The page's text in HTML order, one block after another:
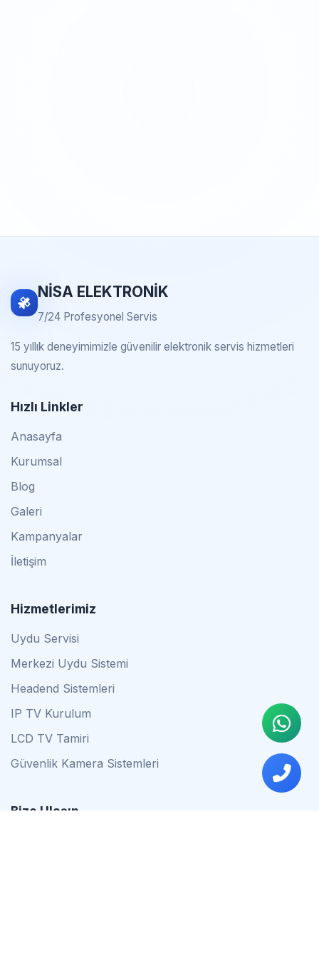
NİSA ELEKTRONİK
7/24 Profesyonel Servis
15 yıllık deneyimimizle güvenilir elektronik servis hizmetleri
sunuyoruz.
Hızlı Linkler
Anasayfa
Kurumsal
Blog
Galeri
Kampanyalar
İletişim
Hizmetlerimiz
Uydu Servisi
Merkezi Uydu Sistemi
Headend Sistemleri
IP TV Kurulum
LCD TV Tamiri
Güvenlik Kamera Sistemleri
Bize Ulaşın